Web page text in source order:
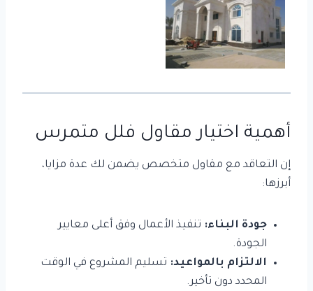
أهمية اختيارمقاول فلل متمرس
إن التعاقد مع مقاول متخصص يضمن لك عدة مزايا،
أبرزها:
جودة البناء: تنفيذ الأعمال وفق أعلى معايير
الجودة.
الالتزام بالمواعيد: تسليم المشروع في الوقت
المحدد دون تأخير.